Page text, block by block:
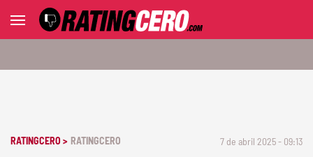
RATINGCERO > RATINGCERO 7 de abril 2025 - 09:13